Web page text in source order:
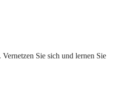
Sie sich und lernen Sie